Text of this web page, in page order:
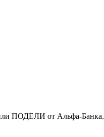
ПОДЕЛИ от Альфа-Банка.